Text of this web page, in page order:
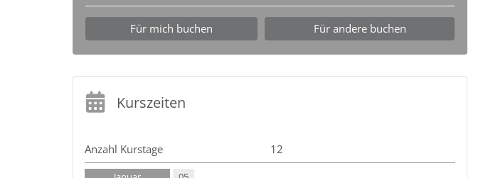
Für mich buchen Für andere buchen
Kurszeiten
Anzahl Kurstage 12